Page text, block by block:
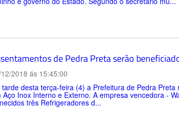
de Pedra Preta serão
2018 ás 15:45:00
tarde desta terça-feira (4) a Prefeitura de Pedra
Aço Inox Interno e Externo. A empresa vencedora -
três Refrigeradores d...